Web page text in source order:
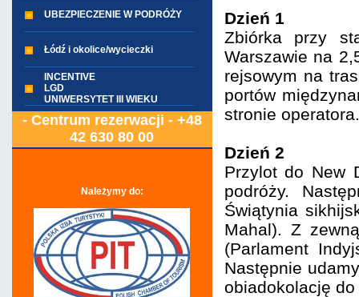
UBEZPIECZENIE W PODRÓŻY
Łódź i okolice/wycieczki
INCENTIVE
LGD
UNIWERSYTET III WIEKU
- Centrum rezerwacji - +48
42 630 80 00
Należymy do:
Dzień 1
Zbiórka przy
Warszawie na
rejsowym na
portów
stronie operatora.
Dzień 2
Przylot do New
podróży.
Świątynia
Mahal). Z
(Parlament
Następnie
obiadokolację